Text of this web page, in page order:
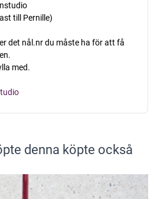
till Pernille)
det nål.nr du måste ha för att få
med.
denna köpte också